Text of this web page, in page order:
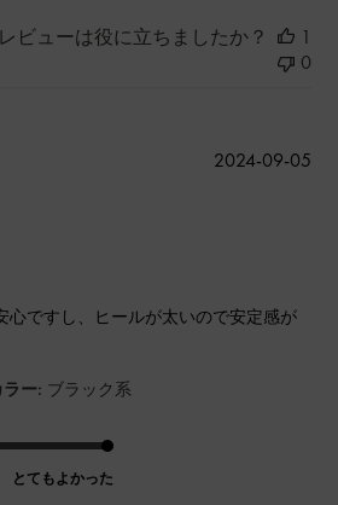
ビューは役に立ちましたか？
1
0
心ですし、ヒールが太いので安定感が
ラー: ブラック系
とてもよかった
公
2024-09-05